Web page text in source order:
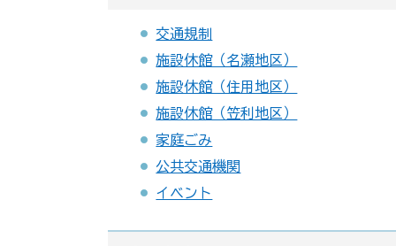
交通規制
施設休館（名瀬地区）
施設休館（住用地区）
施設休館（笠利地区）
家庭ごみ
公共交通機関
イベント